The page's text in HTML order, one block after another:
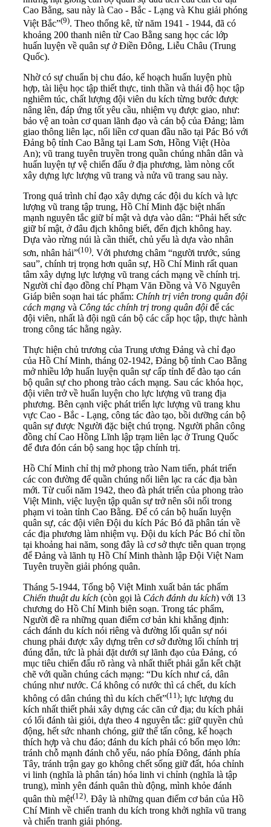
Cao Bằng, sau này là Cao - Bắc - Lạng và Khu giải phóng
Việt Bắc”(9). Theo thống kê, từ năm 1941 - 1944, đã có
khoảng 200 thanh niên từ Cao Bằng sang học các lớp
huấn luyện về quân sự ở Điền Đông, Liễu Châu (Trung
Quốc).
Nhờ có sự chuẩn bị chu đáo, kế hoạch huấn luyện phù
hợp, tài liệu học tập thiết thực, tinh thần và thái độ học tập
nghiêm túc, chất lượng đội viên du kích từng bước được
nâng lên, đáp ứng tốt yêu cầu, nhiệm vụ được giao, như:
bảo vệ an toàn cơ quan lãnh đạo và cán bộ của Đảng; làm
giao thông liên lạc, nối liền cơ quan đầu não tại Pác Bó với
Đảng bộ tỉnh Cao Bằng tại Lam Sơn, Hồng Việt (Hòa
An); vũ trang tuyên truyền trong quần chúng nhân dân và
huấn luyện tự vệ chiến đấu ở địa phương, làm nòng cốt
xây dựng lực lượng vũ trang và nửa vũ trang sau này.
Trong quá trình chỉ đạo xây dựng các đội du kích và lực
lượng vũ trang tập trung, Hồ Chí Minh đặc biệt nhấn
mạnh nguyên tắc giữ bí mật và dựa vào dân: “Phải hết sức
giữ bí mật, ở đâu địch không biết, đến địch không hay.
Dựa vào rừng núi là cần thiết, chủ yếu là dựa vào nhân
sơn, nhân hải”(10). Với phương châm “người trước, súng
sau”, chính trị trọng hơn quân sự, Hồ Chí Minh rất quan
tâm xây dựng lực lượng vũ trang cách mạng về chính trị.
Người chỉ đạo đồng chí Phạm Văn Đồng và Võ Nguyên
Giáp biên soạn hai tác phẩm: Chính trị viên trong quân đội
cách mạng và Công tác chính trị trong quân đội để các
đội viên, nhất là đội ngũ cán bộ các cấp học tập, thực hành
trong công tác hằng ngày.
Thực hiện chủ trương của Trung ương Đảng và chỉ đạo
của Hồ Chí Minh, tháng 02-1942, Đảng bộ tỉnh Cao Bằng
mở nhiều lớp huấn luyện quân sự cấp tỉnh để đào tạo cán
bộ quân sự cho phong trào cách mạng. Sau các khóa học,
đội viên trở về huấn luyện cho lực lượng vũ trang địa
phương. Bên cạnh việc phát triển lực lượng vũ trang khu
vực Cao - Bắc - Lạng, công tác đào tạo, bồi dưỡng cán bộ
quân sự được Người đặc biệt chú trọng. Người phân công
đồng chí Cao Hồng Lĩnh lập trạm liên lạc ở Trung Quốc
để đưa đón cán bộ sang học tập chính trị.
Hồ Chí Minh chỉ thị mở phong trào Nam tiến, phát triển
các con đường để quần chúng nối liên lạc ra các địa bàn
mới. Từ cuối năm 1942, theo đà phát triển của phong trào
Việt Minh, việc luyện tập quân sự trở nên sôi nổi trong
phạm vi toàn tỉnh Cao Bằng. Để có cán bộ huấn luyện
quân sự, các đội viên Đội du kích Pác Bó đã phân tán về
các địa phương làm nhiệm vụ. Đội du kích Pác Bó chỉ tồn
tại khoảng hai năm, song đây là cơ sở thực tiễn quan trọng
để Đảng và lãnh tụ Hồ Chí Minh thành lập Đội Việt Nam
Tuyên truyền giải phóng quân.
Tháng 5-1944, Tổng bộ Việt Minh xuất bản tác phẩm
Chiến thuật du kích (còn gọi là Cách đánh du kích) với 13
chương do Hồ Chí Minh biên soạn. Trong tác phẩm,
Người đề ra những quan điểm cơ bản khi khẳng định:
cách đánh du kích nói riêng và đường lối quân sự nói
chung phải được xây dựng trên cơ sở đường lối chính trị
đúng đắn, tức là phải đặt dưới sự lãnh đạo của Đảng, có
mục tiêu chiến đấu rõ ràng và nhất thiết phải gắn kết chặt
chẽ với quần chúng cách mạng: “Du kích như cá, dân
chúng như nước. Cá không có nước thì cá chết, du kích
không có dân chúng thì du kích chết”(11); lực lượng du
kích nhất thiết phải xây dựng các căn cứ địa; du kích phải
có lối đánh tài giỏi, dựa theo 4 nguyên tắc: giữ quyền chủ
động, hết sức nhanh chóng, giữ thế tấn công, kế hoạch
thích hợp và chu đáo; đánh du kích phải có bốn mẹo lớn:
tránh chỗ mạnh đánh chỗ yếu, náo phía Đông, đánh phía
Tây, tránh trận gay go không chết sống giữ đất, hóa chỉnh
vi linh (nghĩa là phân tán) hóa linh vi chỉnh (nghĩa là tập
trung), mình yên đánh quân thù động, mình khỏe đánh
quân thù mệt(12). Đây là những quan điểm cơ bản của Hồ
Chí Minh về chiến tranh du kích trong khởi nghĩa vũ trang
và chiến tranh giải phóng.